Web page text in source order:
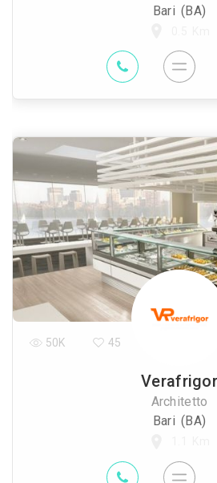
Bari (BA)
Verafrigor
Architetto
Bari (BA)
50K 45